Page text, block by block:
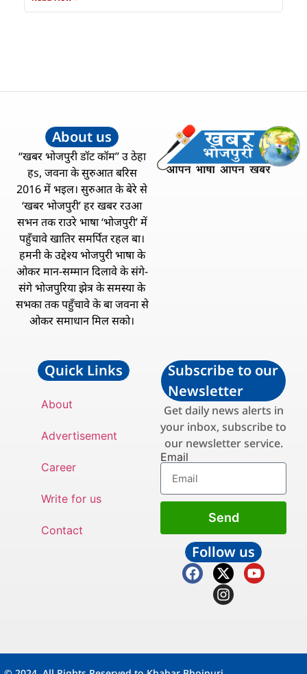
About us
“खबर भोजपुरी डॉट कॉम” उ ठेहा
हs, जवना के सुरुआत बरिस
2016 में भइल। सुरुआत के बेरे से
‘खबर भोजपुरी’ हर खबर रउआ
सभन तक राउरे भाषा ‘भोजपुरी’ में
पहुँचावे खातिर समर्पित रहल बा।
हमनी के उद्देश्य भोजपुरी भाषा के
ओकर मान-सम्मान दिलावे के संगे-
संगे भोजपुरिया झेत्र के समस्या के
सभका तक पहुँचावे के बा जवना से
ओकर समाधान मिल सको।
Quick Links
About
Advertisement
Career
Write for us
Contact
Subscribe to our
Newsletter
Get daily news alerts in
your inbox, subscribe to
our newsletter service.
Email
Send
Follow us